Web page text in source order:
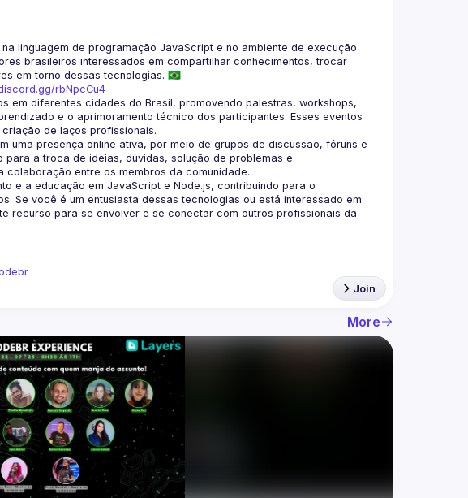
linguagem de programação JavaScript e no ambiente de execução
brasileiros interessados em compartilhar conhecimentos, trocar
rbNpcCu4
em diferentes cidades do Brasil, promovendo palestras, workshops,
e o aprimoramento técnico dos participantes. Esses eventos
uma presença online ativa, por meio de grupos de discussão, fóruns e
a troca de ideias, dúvidas, solução de problemas e
e a educação em JavaScript e Node.js, contribuindo para o
Se você é um entusiasta dessas tecnologias ou está interessado em
recurso para se envolver e se conectar com outros profissionais da
Join
More